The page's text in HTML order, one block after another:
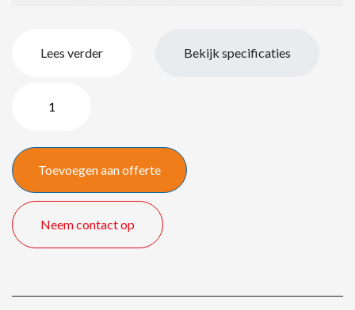
Lees verder Bekijk specificaties
Pro
M479FDW
quantity
Toevoegen aan offerte
Neem contact op